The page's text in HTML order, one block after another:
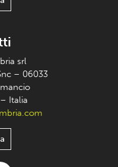
srl
– 06033
Italia